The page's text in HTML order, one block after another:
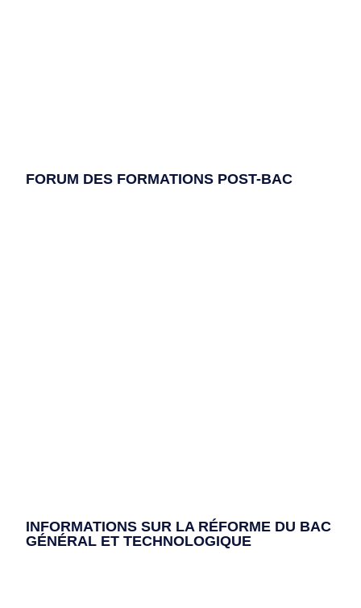
FORUM DES FORMATIONS POST-BAC
INFORMATIONS SUR LA RÉFORME DU BAC
GÉNÉRAL ET TECHNOLOGIQUE